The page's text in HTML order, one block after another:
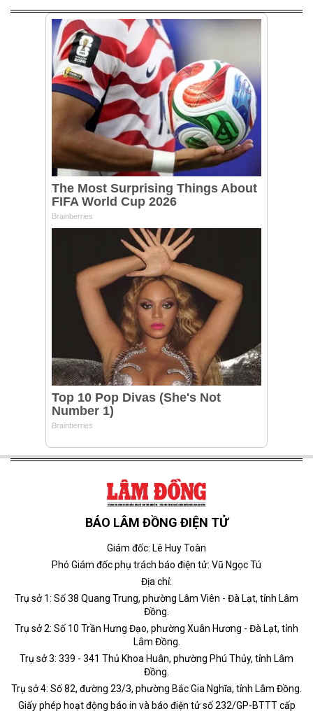
BÁO LÂM ĐỒNG ĐIỆN TỬ
Giám đốc: Lê Huy Toàn
Phó Giám đốc phụ trách báo điện tử: Vũ Ngọc Tú
Địa chỉ:
Trụ sở 1: Số 38 Quang Trung, phường Lâm Viên - Đà Lạt, tỉnh Lâm
Đồng.
Trụ sở 2: Số 10 Trần Hưng Đạo, phường Xuân Hương - Đà Lạt, tỉnh
Lâm Đồng.
Trụ sở 3: 339 - 341 Thủ Khoa Huân, phường Phú Thủy, tỉnh Lâm
Đồng.
Trụ sở 4: Số 82, đường 23/3, phường Bắc Gia Nghĩa, tỉnh Lâm Đồng.
Giấy phép hoạt động báo in và báo điện tử số 232/GP-BTTT cấp